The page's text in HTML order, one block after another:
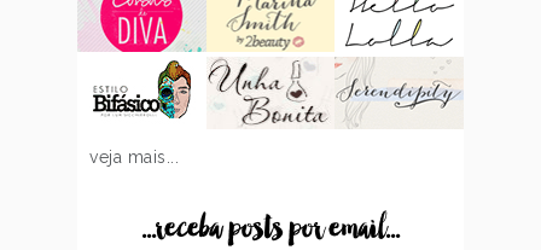
veja mais...
...receba posts por email...